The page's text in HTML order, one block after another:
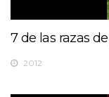
7 de las razas
2012